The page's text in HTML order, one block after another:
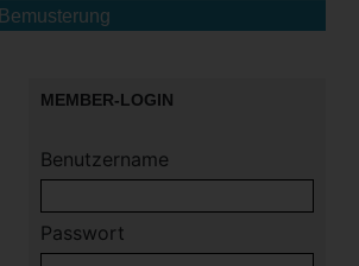
Bemusterung
MEMBER-LOGIN
Benutzername
Passwort